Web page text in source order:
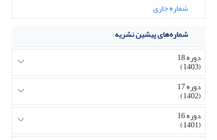
شماره جاری
شماره‌های پیشین نشریه
دوره 18
(1403)
دوره 17
(1402)
دوره 16
(1401)